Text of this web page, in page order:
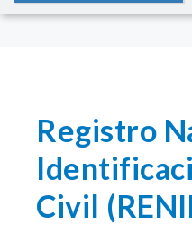
Registro
Civil